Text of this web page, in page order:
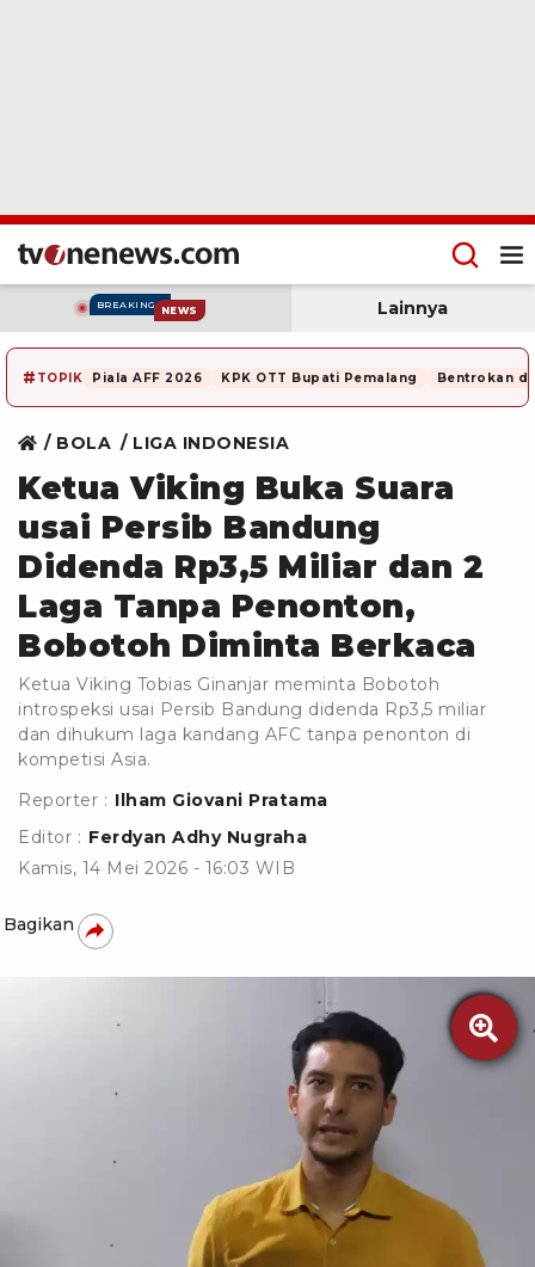
BREAKING NEWS Lainnya
# TOPIK Piala AFF 2026 KPK OTT Bupati Pemalang Bentrokan di
BOLA LIGA INDONESIA
Ketua Viking Buka Suara
usai Persib Bandung
Didenda Rp3,5 Miliar dan 2
Laga Tanpa Penonton,
Bobotoh Diminta Berkaca
Ketua Viking Tobias Ginanjar meminta Bobotoh
introspeksi usai Persib Bandung didenda Rp3,5 miliar
dan dihukum laga kandang AFC tanpa penonton di
kompetisi Asia.
Reporter : Ilham Giovani Pratama
Editor : Ferdyan Adhy Nugraha
Kamis, 14 Mei 2026 - 16:03 WIB
Bagikan

tvOnenews - Endra Kusuma